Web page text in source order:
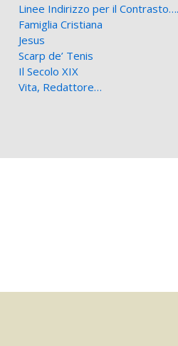
Linee Indirizzo per il Contrasto….
Famiglia Cristiana
Jesus
Scarp de’ Tenis
Il Secolo XIX
Vita, Redattore…